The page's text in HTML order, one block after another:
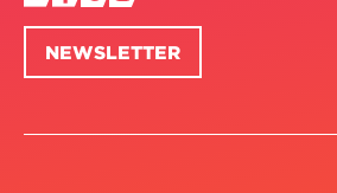
NEWSLETTER